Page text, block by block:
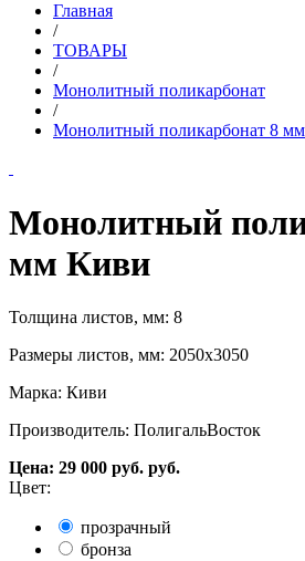
Главная
/
ТОВАРЫ
/
Монолитный поликарбонат
/
Монолитный поликарбонат 8
Монолитный
мм Киви
Толщина листов, мм: 8
Размеры листов, мм: 2050х3050
Марка: Киви
Производитель: ПолигальВосток
Цена: 29 000 руб. руб.
Цвет:
прозрачный
бронза